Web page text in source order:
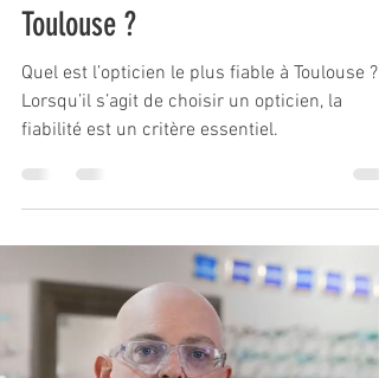
Toulouse ?
Quel est l’opticien le plus fiable à Toulouse ?
Lorsqu’il s’agit de choisir un opticien, la
fiabilité est un critère essentiel.